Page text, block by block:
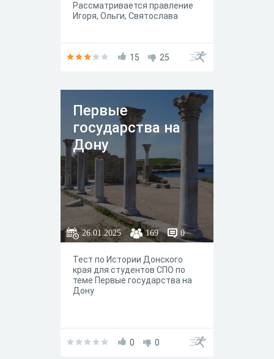
Рассматривается правление
Игоря, Ольги, Святослава
15 25
Первые
государства на
Дону
26.01.2025 169 0
Тест по Истории Донского
края для студентов СПО по
теме Первые государства на
Дону
0 0